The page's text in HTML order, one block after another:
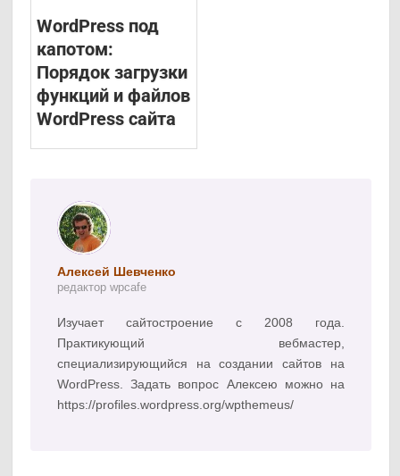
WordPress под
капотом:
Порядок загрузки
функций и файлов
WordPress сайта
Алексей Шевченко
редактор wpcafe
Изучает сайтостроение с 2008 года.
Практикующий вебмастер,
специализирующийся на создании сайтов на
WordPress. Задать вопрос Алексею можно на
https://profiles.wordpress.org/wpthemeus/